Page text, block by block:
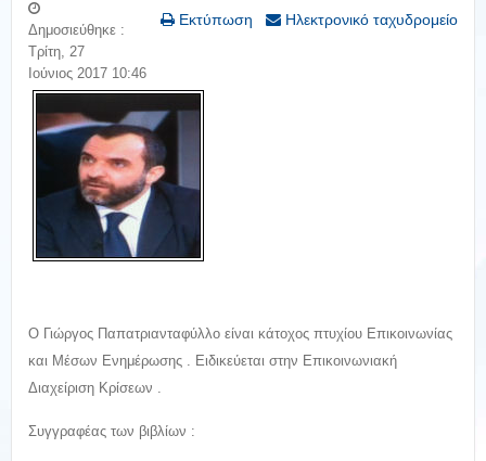
Εκτύπωση Ηλεκτρονικό ταχυδρομείο
Δημοσιεύθηκε :
Τρίτη, 27
Ιούνιος 2017 10:46
Ο Γιώργος Παπατριανταφύλλο είναι κάτοχος πτυχίου Επικοινωνίας
και Μέσων Ενημέρωσης . Ειδικεύεται στην Επικοινωνιακή
Διαχείριση Κρίσεων .
Συγγραφέας των βιβλίων :